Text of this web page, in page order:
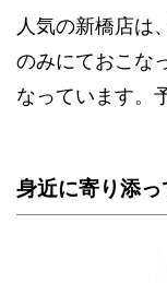
人気の新橋店は
のみにておこな
なっています。
身近に寄り添